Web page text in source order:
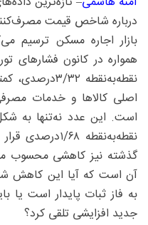
بازار اجاره مسکن ترسیم
همواره در کانون فشارهای
اصلی کالاها و خدمات
است. این عدد نه‌تنها به
نقطه‌به‌نقطه ۱/
گذشته نیز کاهشی محسوب
آن است که آیا این کاهش
به فاز ثبات پایدار است یا
جدید افزایشی تلقی کرد؟